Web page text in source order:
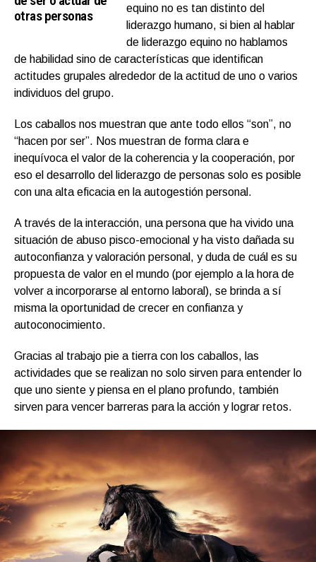
otras personas
equino no es tan distinto del
liderazgo humano, si bien al hablar
de liderazgo equino no hablamos
de habilidad sino de características que identifican
actitudes grupales alrededor de la actitud de uno o varios
individuos del grupo.
Los caballos nos muestran que ante todo ellos “son”, no
“hacen por ser”. Nos muestran de forma clara e
inequívoca el valor de la coherencia y la cooperación, por
eso el desarrollo del liderazgo de personas solo es posible
con una alta eficacia en la autogestión personal.
A través de la interacción, una persona que ha vivido una
situación de abuso pisco-emocional y ha visto dañada su
autoconfianza y valoración personal, y duda de cuál es su
propuesta de valor en el mundo (por ejemplo a la hora de
volver a incorporarse al entorno laboral), se brinda a sí
misma la oportunidad de crecer en confianza y
autoconocimiento.
Gracias al trabajo pie a tierra con los caballos, las
actividades que se realizan no solo sirven para entender lo
que uno siente y piensa en el plano profundo, también
sirven para vencer barreras para la acción y lograr retos.